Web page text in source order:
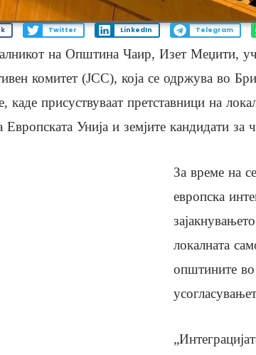
Twitter LinkedIn Telegram
на Општина Чаир, Изет Меџити,
комитет (JCC), која се одржува во
каде присуствуваат претставници на
Европската Унија и земјите кандидати за
За време на
европска
локалната
општините